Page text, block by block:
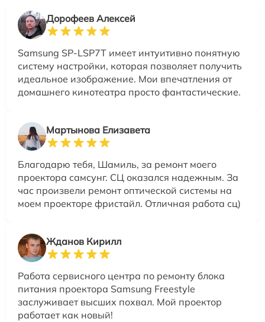
Дорофеев Алексей
Samsung SP-LSP7T имеет интуитивно понятную
систему настройки, которая позволяет получить
идеальное изображение. Мои впечатления от
домашнего кинотеатра просто фантастические.
Мартынова Елизавета
Благодарю тебя, Шамиль, за ремонт моего
проектора самсунг. СЦ оказался надежным. За
час произвели ремонт оптической системы на
моем проекторе фристайл. Отличная работа сц)
Жданов Кирилл
Работа сервисного центра по ремонту блока
питания проектора Samsung Freestyle
заслуживает высших похвал. Мой проектор
работает как новый!